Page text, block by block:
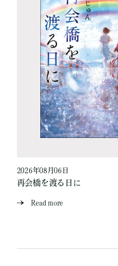
2026年08月06日
再会橋を渡る日に
Read more